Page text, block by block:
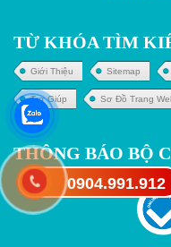
TỪ KHÓA TÌM
Giới Thiệu Sitemap
Trợ Giúp Sơ Đồ Trang
THÔNG BÁO BỘ
0904.991.912